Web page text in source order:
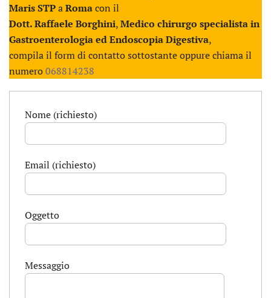
Maris STPaRomacon il
Dott. Raffaele Borghini,Medico chirurgo specialista in
Gastroenterologia ed Endoscopia Digestiva,
compila il form di contatto sottostante oppure chiama il
numero068814238
Nome (richiesto)
Email (richiesto)
Oggetto
Messaggio